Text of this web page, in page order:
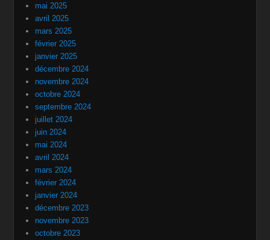
mai 2025
avril 2025
mars 2025
février 2025
janvier 2025
décembre 2024
novembre 2024
octobre 2024
septembre 2024
juillet 2024
juin 2024
mai 2024
avril 2024
mars 2024
février 2024
janvier 2024
décembre 2023
novembre 2023
octobre 2023